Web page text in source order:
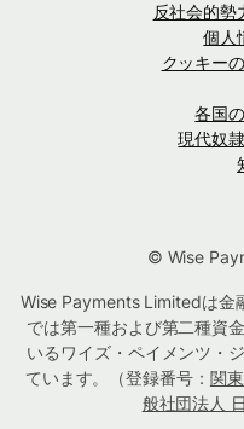
反社会的勢
個人
クッキー
各国
現代奴
© Wise
Wise Payments Limitedは金
では第一種および第二種資
いるワイズ・ペイメンツ・
ています。（登録番号： 関
般社団法人